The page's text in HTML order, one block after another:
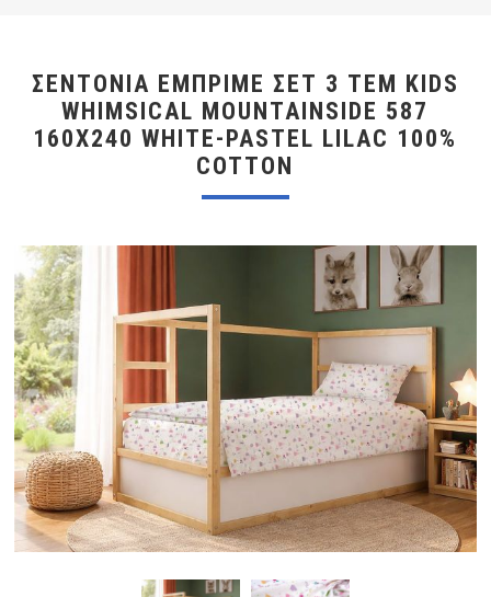
ΣΕΝΤΌΝΙΑ ΕΜΠΡΙΜΈ ΣΕΤ 3 ΤΕΜ KIDS
WHIMSICAL MOUNTAINSIDE 587
160X240 WHITE-PASTEL LILAC 100%
COTTON